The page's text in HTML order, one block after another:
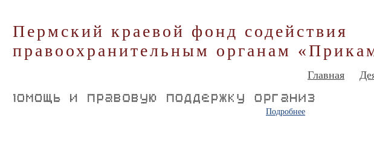
Пермский краевой фонд содействия
правоохранительным органам
Главная
Подробнее